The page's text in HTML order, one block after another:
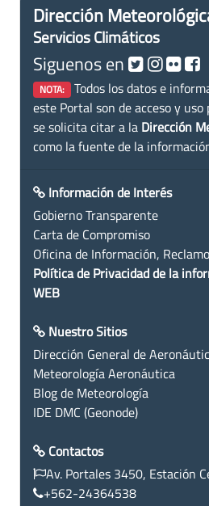
Dirección
Servicios Climáticos
Siguenos en
NOTA: Todos los datos e
este Portal son de acceso y
se solicita citar a la Dirección
como la fuente de la
Información de Interés
Gobierno Transparente
Carta de Compromiso
Oficina de Información,
Política de Privacidad de la
WEB
Nuestro Sitios
Dirección General de
Meteorología Aeronáutica
Blog de Meteorología
IDE DMC (Geonode)
Contactos
Av. Portales 3450, Estación
+562-24364538